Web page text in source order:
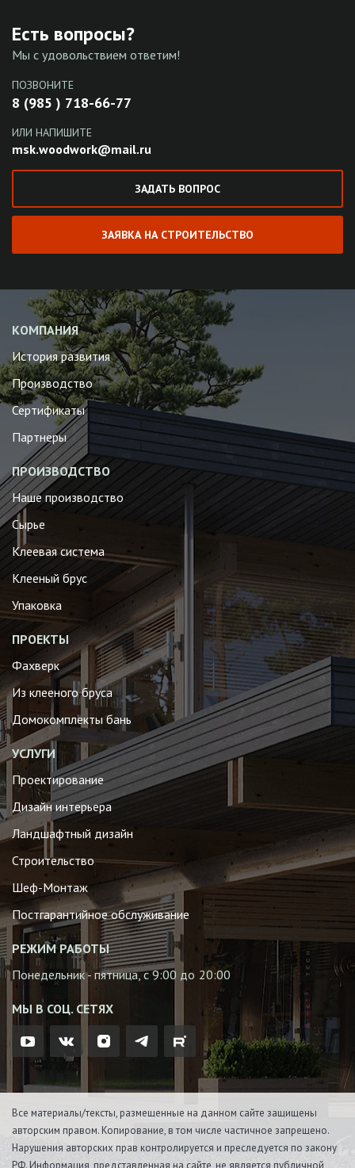
Есть вопросы?
Мы с удовольствием ответим!
ПОЗВОНИТЕ
8 (985 ) 718-66-77
ИЛИ НАПИШИТЕ
msk.woodwork@mail.ru
ЗАДАТЬ ВОПРОС
ЗАЯВКА НА СТРОИТЕЛЬСТВО
КОМПАНИЯ
История развития
Производство
Сертификаты
Партнеры
ПРОИЗВОДСТВО
Наше производство
Сырье
Клеевая система
Клееный брус
Упаковка
ПРОЕКТЫ
Фахверк
Из клееного бруса
Домокомплекты бань
УСЛУГИ
Проектирование
Дизайн интерьера
Ландшафтный дизайн
Строительство
Шеф-Монтаж
Постгарантийное обслуживание
РЕЖИМ РАБОТЫ
Понедельник - пятница, с 9:00 до 20:00
МЫ В СОЦ. СЕТЯХ
Все материалы/тексты, размещенные на данном сайте защищены
авторским правом. Копирование, в том числе частичное запрещено.
Нарушения авторских прав контролируется и преследуется по закону
РФ. Информация, представленная на сайте, не является публичной